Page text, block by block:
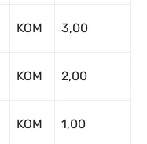
KOM 3,00
KOM 2,00
KOM 1,00